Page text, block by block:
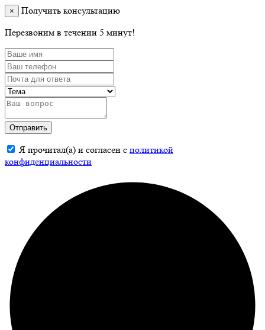
×
Получить консультацию
Перезвоним в течении 5 минут!
Отправить
Я прочитал(а) и согласен с политикой
конфиденциальности